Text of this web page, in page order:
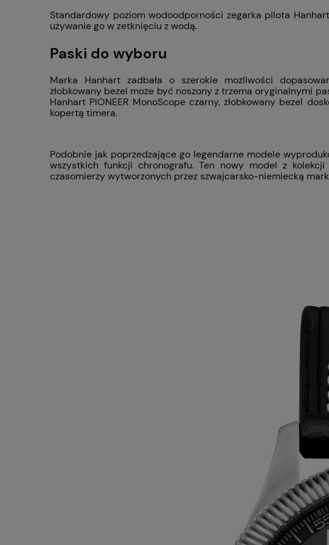
Standardowy poziom wodoodporności zegarka pilota
używanie go w zetknięciu z wodą.
Paski do wyboru
Marka Hanhart zadbała o szerokie możliwości
żłobkowany bezel może być noszony z trzema oryginalnymi
Hanhart PIONEER MonoScope czarny, żłobkowany bezel
kopertą timera.
Podobnie jak poprzedzające go legendarne modele
wszystkich funkcji chronografu. Ten nowy model z
czasomierzy wytworzonych przez szwajcarsko-niemiecką